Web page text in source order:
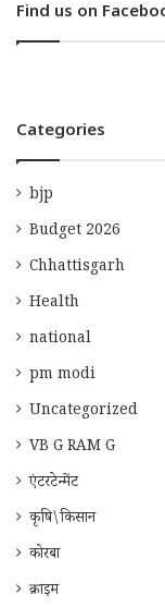
Find us on
Categories
bjp
Budget 2026
Chhattisgarh
Health
national
pm modi
Uncategorized
VB G RAM G
एंटरटेन्मेंट
कृषि\किसान
कोरबा
क्राइम